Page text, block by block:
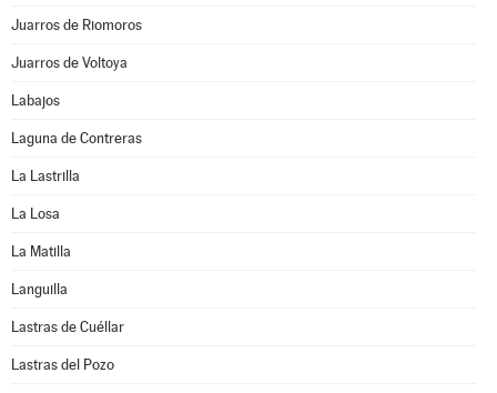
Juarros de Riomoros
Juarros de Voltoya
Labajos
Laguna de Contreras
La Lastrilla
La Losa
La Matilla
Languilla
Lastras de Cuéllar
Lastras del Pozo